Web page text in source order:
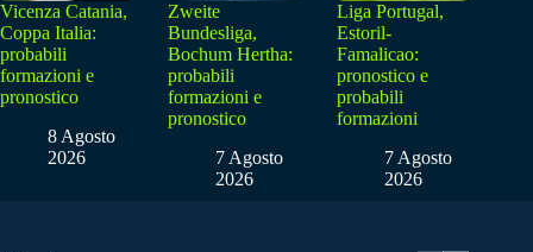
Vicenza Catania,
Coppa Italia:
probabili
formazioni e
pronostico
8 Agosto
2026
Zweite
Bundesliga,
Bochum Hertha:
probabili
formazioni e
pronostico
7 Agosto
2026
Liga Portugal,
Estoril-
Famalicao:
pronostico e
probabili
formazioni
7 Agosto
2026